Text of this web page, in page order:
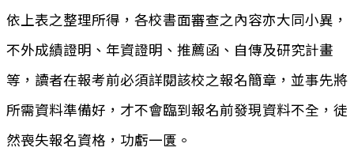
依上表之整理所得，各校書面審查之內容亦大同小異，
不外成績證明、年資證明、推薦函、自傳及研究計畫
等，讀者在報考前必須詳閱該校之報名簡章，並事先將
所需資料準備好，才不會臨到報名前發現資料不全，徒
然喪失報名資格，功虧一匱。